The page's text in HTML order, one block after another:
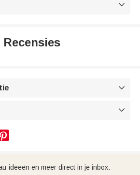

Recensies



ideeën en meer direct in je inbox.